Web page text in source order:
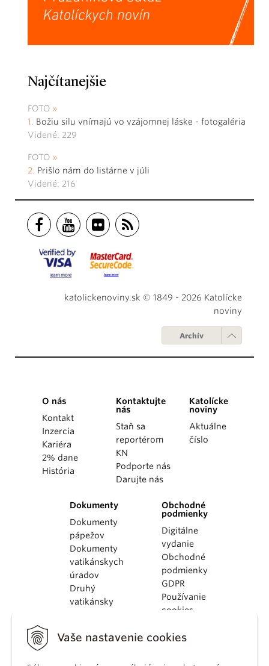
Vaše nastavenie cookies
Najčítanejšie
FOTO
Božiu silu vnímajú vo vzájomnej láske - fotogaléria
Videné: 229
FOTO
Prišlo nám do listárne v júli
Videné: 216
katolickenoviny.sk © 1849 - 2026 Katolícke
noviny
Archív
O nás
Kontakt
Inzercia
Kariéra
2% dane
História
Kontaktujte
nás
Staň sa
reportérom
KN
Podporte nás
Darujte nás
Katolícke
noviny
Aktuálne
číslo
Dokumenty
Dokumenty
pápežov
Dokumenty
vatikánskych
úradov
Druhý
vatikánsky
KBS
Obchodné
podmienky
Digitálne
vydanie
Obchodné
podmienky
GDPR
Používanie
cookies